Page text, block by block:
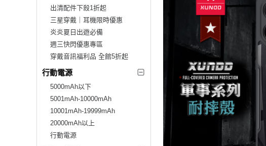
出清配件下殺1折起
三星穿戴｜耳機限時優惠
炎炎夏日出遊必備
週三快閃優惠專區
穿戴音訊福利品 全館5折起
行動電源
5000mAh以下
5001mAh-10000mAh
10001mAh-19999mAh
20000mAh以上
行動電源